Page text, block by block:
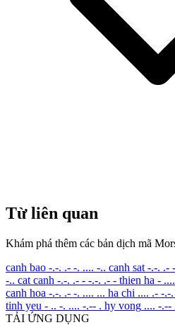
Từ liên quan
Khám phá thêm các bản dịch mã
canh bao -.-. .- -. .... -.. canh sat -.-. .-
-.. cat canh -.-. .- - -.-. .- - thien ha -
canh hoa -.-. .- -. .... ... ha chi .... .- -.-
tinh yeu - .. -. .... -.-- . hy vong .... -.--
TẢI ỨNG DỤNG